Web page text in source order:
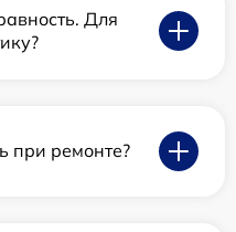
Для
при ремонте?